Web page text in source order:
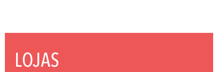
LOJAS